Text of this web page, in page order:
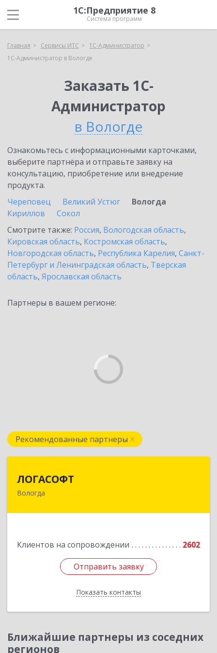
1С:Предприятие 8
Система программ
Главная Сервисы ИТС
1С-Администратор
1С-Администратор в Вологде
Заказать 1С-
Администратор
в Вологде
Ознакомьтесь с информационными карточками,
выберите партнёра и отправьте заявку на
консультацию, приобретение или внедрение
продукта.
Череповец
Великий Устюг
Вологда
Кириллов
Сокол
Смотрите также: Россия, Вологодская область,
Кировская область, Костромская область,
Новгородская область, Республика Карелия, Санкт-
Петербург и Ленинградская область, Тверская
область, Ярославская область
Партнеры в вашем регионе:
Рекомендованные партнеры
ЛОГАСОФТ
Вологда
Клиентов на сопровождении 2602
Отправить заявку
Показать контакты
160002, Вологодская обл, Вологда г, Гагарина
Отправить заявку
Назад
Ближайшие партнеры из соседних
регионов